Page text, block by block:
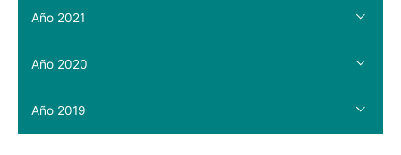
Año 2021
Año 2020
Año 2019